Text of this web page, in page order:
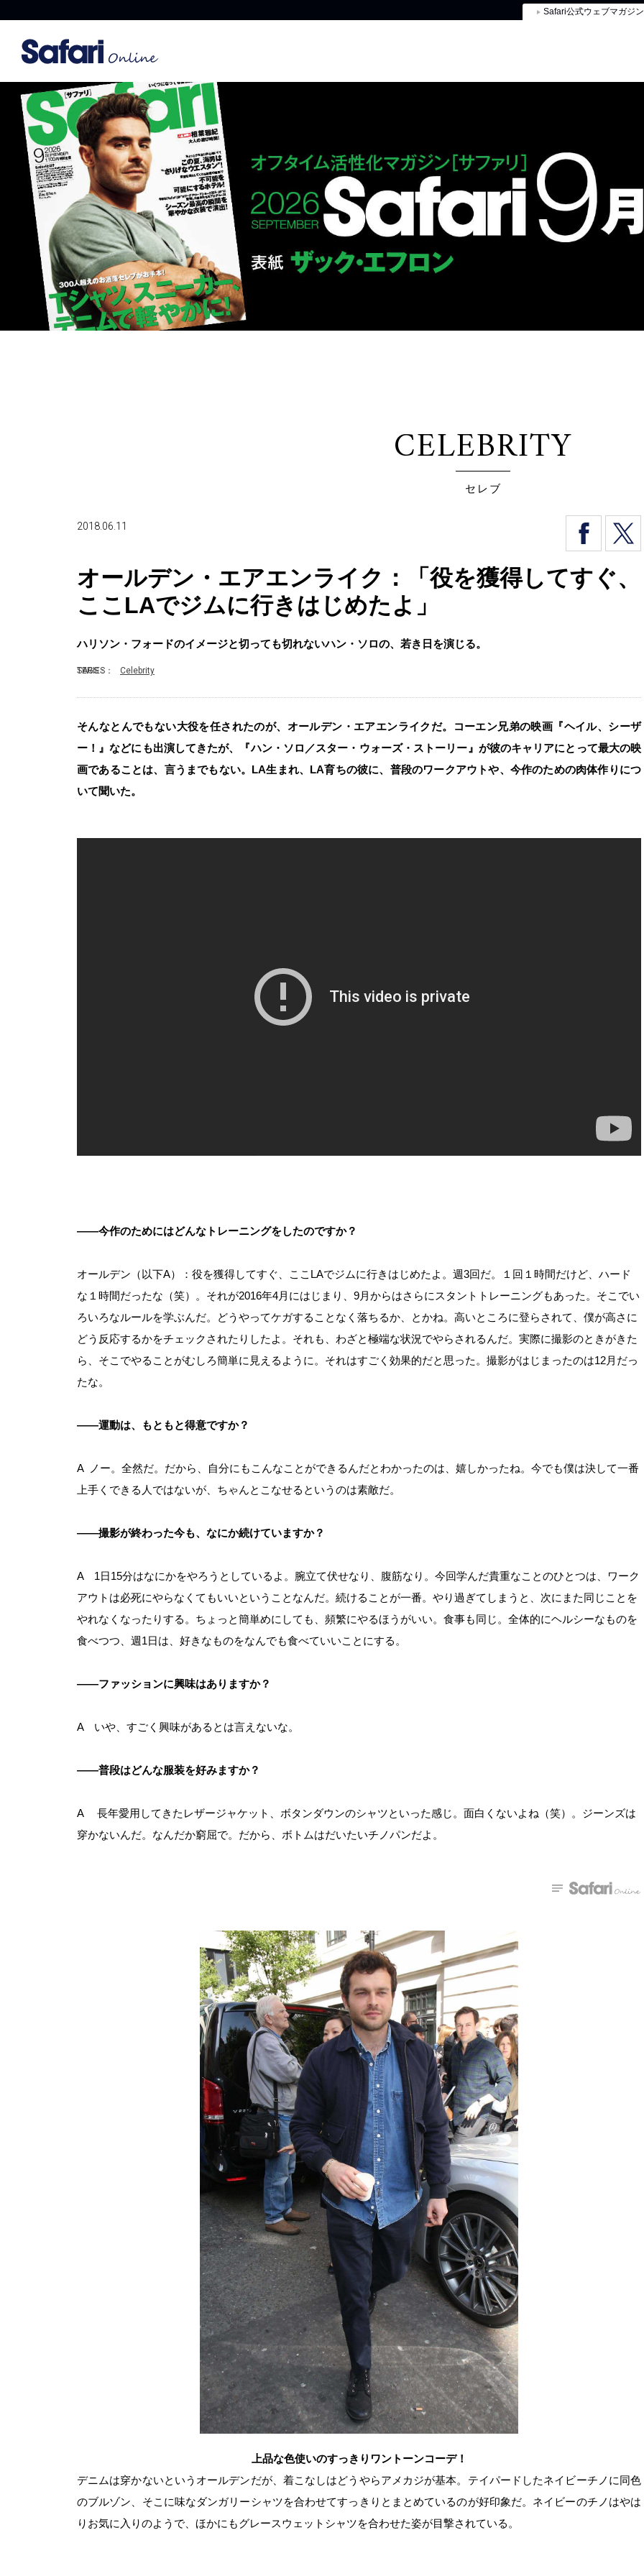
Safari公式ウェブマガジン
CELEBRITY
セレブ
2018.06.11
オールデン・エアエンライク：「役を獲得してすぐ、
ここLAでジムに行きはじめたよ」
ハリソン・フォードのイメージと切っても切れないハン・ソロの、若き日を演じる。
SERIES：
TAGS： Celebrity
そんなとんでもない大役を任されたのが、オールデン・エアエンライクだ。コーエン兄弟の映画『ヘイル、シーザ
ー！』などにも出演してきたが、『ハン・ソロ／スター・ウォーズ・ストーリー』が彼のキャリアにとって最大の映
画であることは、言うまでもない。LA生まれ、LA育ちの彼に、普段のワークアウトや、今作のための肉体作りにつ
いて聞いた。
――今作のためにはどんなトレーニングをしたのですか？
オールデン（以下A）：役を獲得してすぐ、ここLAでジムに行きはじめたよ。週3回だ。１回１時間だけど、ハード
な１時間だったな（笑）。それが2016年4月にはじまり、9月からはさらにスタントトレーニングもあった。そこでい
ろいろなルールを学ぶんだ。どうやってケガすることなく落ちるか、とかね。高いところに登らされて、僕が高さに
どう反応するかをチェックされたりしたよ。それも、わざと極端な状況でやらされるんだ。実際に撮影のときがきた
ら、そこでやることがむしろ簡単に見えるように。それはすごく効果的だと思った。撮影がはじまったのは12月だっ
たな。
――運動は、もともと得意ですか？
A ノー。全然だ。だから、自分にもこんなことができるんだとわかったのは、嬉しかったね。今でも僕は決して一番
上手くできる人ではないが、ちゃんとこなせるというのは素敵だ。
――撮影が終わった今も、なにか続けていますか？
A 1日15分はなにかをやろうとしているよ。腕立て伏せなり、腹筋なり。今回学んだ貴重なことのひとつは、ワーク
アウトは必死にやらなくてもいいということなんだ。続けることが一番。やり過ぎてしまうと、次にまた同じことを
やれなくなったりする。ちょっと簡単めにしても、頻繁にやるほうがいい。食事も同じ。全体的にヘルシーなものを
食べつつ、週1日は、好きなものをなんでも食べていいことにする。
――ファッションに興味はありますか？
A いや、すごく興味があるとは言えないな。
――普段はどんな服装を好みますか？
A 長年愛用してきたレザージャケット、ボタンダウンのシャツといった感じ。面白くないよね（笑）。ジーンズは
穿かないんだ。なんだか窮屈で。だから、ボトムはだいたいチノパンだよ。
上品な色使いのすっきりワントーンコーデ！
デニムは穿かないというオールデンだが、着こなしはどうやらアメカジが基本。テイパードしたネイビーチノに同色
のブルゾン、そこに味なダンガリーシャツを合わせてすっきりとまとめているのが好印象だ。ネイビーのチノはやは
りお気に入りのようで、ほかにもグレースウェットシャツを合わせた姿が目撃されている。